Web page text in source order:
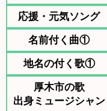
応援・元気ソング
名前付く曲①
地名の付く歌①
厚木市の歌
出身ミュージシャン